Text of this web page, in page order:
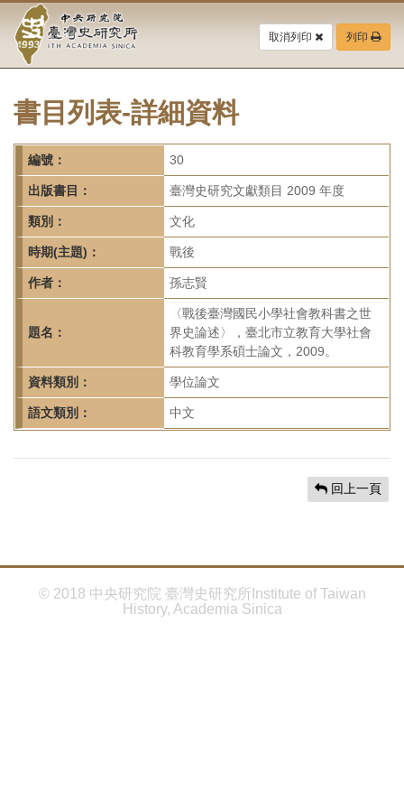
要
中
央
研
究
院-
臺
灣
史
研
究
所-
首
頁
取消列印 列印
書目列表-詳細資料
編號： 30
出版書目： 臺灣史研究文獻類目 2009 年度
類別： 文化
時期(主題)： 戰後
作者： 孫志賢
題名：
〈戰後臺灣國民小學社會教科書之世
界史論述〉，臺北市立教育大學社會
科教育學系碩士論文，2009。
資料類別： 學位論文
語文類別： 中文
回上一頁
© 2018 中央研究院 臺灣史研究所Institute of Taiwan
History, Academia Sinica